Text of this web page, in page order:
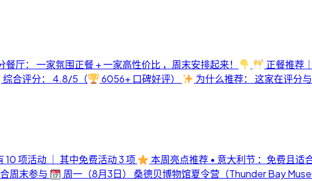
厅： 一家氛围正餐 + 一家高性价比 ，周末安排起来！
正餐推荐
综合评分： 4.8/5（ 6056+ 口碑好评） 为什么推荐： 这家在评分
项活动 ｜ 其中免费活动 3 项
本周亮点推荐 • 意大利节 ：免费且适
周末参与
周一（8月3日） 桑德贝博物馆夏令营（Thunder Bay